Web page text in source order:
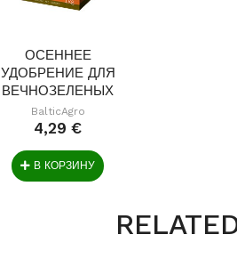
ОСЕННЕЕ
УДОБРЕНИЕ ДЛЯ
ВЕЧНОЗЕЛЕНЫХ
РАСТЕНИЙ 1 КГ
BalticAgro
4,29 €
В КОРЗИНУ